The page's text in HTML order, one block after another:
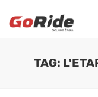
TAG: